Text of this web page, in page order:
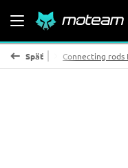
Späť
Ojničné sady Connecting rods